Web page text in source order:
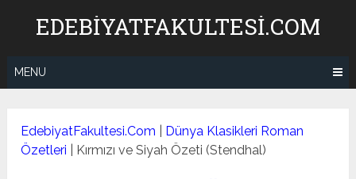
EDEBIYATFAKULTESI.COM
MENU
EdebiyatFakultesi.Com
Dünya Klasikleri Roman
Özetleri
Kırmızı ve Siyah Özeti (Stendhal)